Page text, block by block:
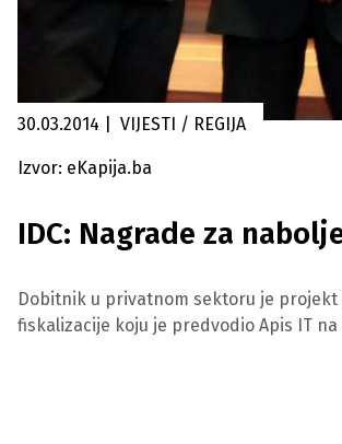
30.03.2014 VIJESTI / REGIJA
Izvor: eKapija.ba
IDC: Nagrade za
Dobitnik u privatnom sektoru je projekt
fiskalizacije koju je predvodio Apis IT